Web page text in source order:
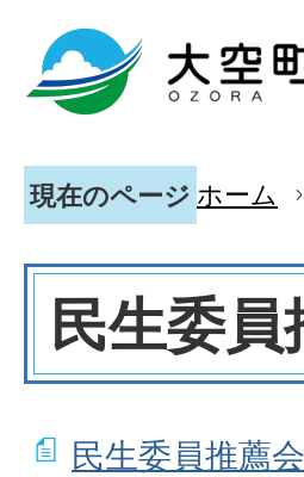
現在のページ ホーム
民生委員
民生委員推薦